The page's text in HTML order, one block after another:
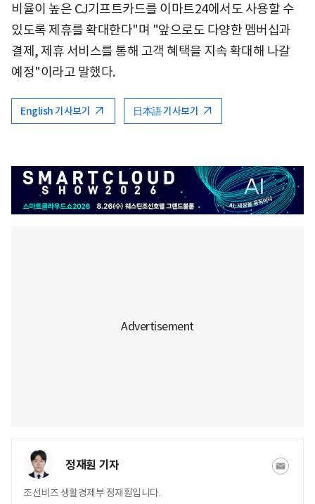
비율이 높은 CJ기프트카드를 이마트24에서도 사용할 수
있도록 제휴를 확대한다"며 "앞으로도 다양한 멤버십과
결제, 제휴 서비스를 통해 고객 혜택을 지속 확대해 나갈
예정"이라고 말했다.
English 기사보기 日本語 기사보기
정재훤 기자
조선비즈 생활경제부 정재훤입니다.